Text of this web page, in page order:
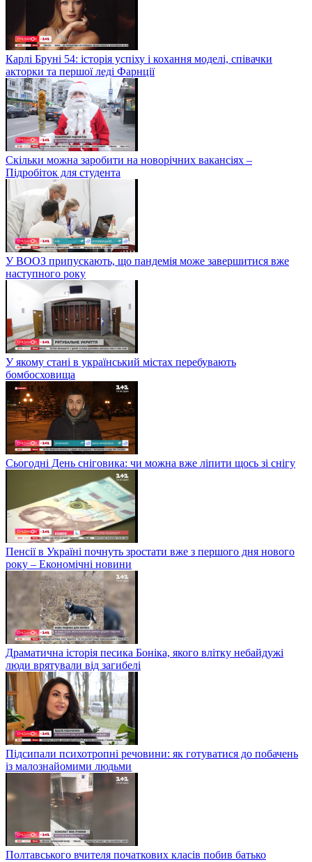
Карлі Бруні 54: історія успіху і кохання моделі, співачки
акторки та першої леді Фарнції
Скільки можна заробити на новорічних вакансіях –
Підробіток для студента
У ВООЗ припускають, що пандемія може завершитися вже
наступного року
У якому стані в український містах перебувають
бомбосховища
Сьогодні День сніговика: чи можна вже ліпити щось зі снігу
Пенсії в Україні почнуть зростати вже з першого дня нового
року – Економічні новини
Драматична історія песика Боніка, якого влітку небайдужі
люди врятували від загибелі
Підсипали психотропні речовини: як готуватися до побачень
із малознайомими людьми
Полтавського вчителя початкових класів побив батько